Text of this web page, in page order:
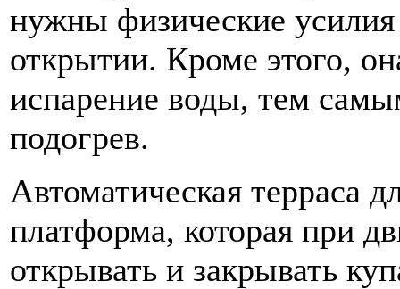
нужны физические
открытии. Кроме этого,
испарение воды, тем
подогрев.
Автоматическая терраса
платформа, которая при
открывать и закрывать